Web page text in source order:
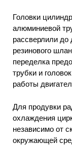
Головки
алюминиевой
рассверлили до
резинового
переделка
трубки и
работы
Для продувки
охлаждения
независимо от
окружающей